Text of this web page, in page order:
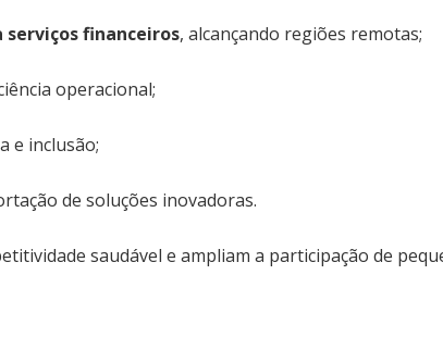
serviços financeiros, alcançando regiões remotas;
operacional;
e inclusão;
de soluções inovadoras.
saudável e ampliam a participação de